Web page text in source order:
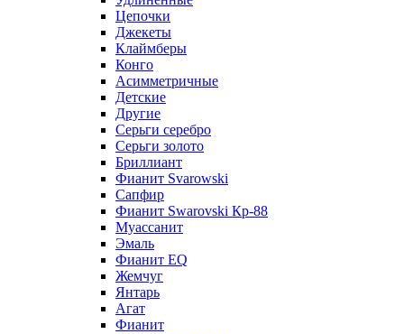
Цепочки
Джекеты
Клаймберы
Конго
Асимметричные
Детские
Другие
Серьги серебро
Серьги золото
Бриллиант
Фианит Svarowski
Сапфир
Фианит Swarovski Кр-88
Муассанит
Эмаль
Фианит EQ
Жемчуг
Янтарь
Агат
Фианит